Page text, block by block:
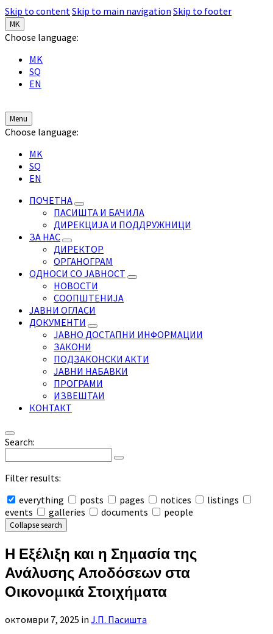
Skip to contentSkip to main navigation Skip to footer
MK
Choose language:
MK
SQ
EN
Menu
Choose language:
MK
SQ
EN
ПОЧЕТНА
ПАСИШТА И БАЧИЛА
ДИРЕКЦИЈА И ПОДДРУЖНИЦИ
ЗА НАС
ДИРЕКТОР
ОРГАНОГРАМ
ОДНОСИ СО ЈАВНОСТ
НОВОСТИ
СООПШТЕНИЈА
ЈАВНИ ОГЛАСИ
ДОКУМЕНТИ
ЈАВНО ДОСТАПНИ ИНФОРМАЦИИ
ЗАКОНИ
ПОДЗАКОНСКИ АКТИ
ЈАВНИ НАБАВКИ
ПРОГРАМИ
ИЗВЕШТАИ
КОНТАКТ
Search:
Filter results:
everything
posts pages notices
listings
events
galleries documents people
Collapse search
Η Εξέλιξη και η Σημασία της
Ανάλυσης Αποδόσεων στα
Οικονομικά Στοιχήματα
октомври 7, 2025 in Ј.П. Пасишта